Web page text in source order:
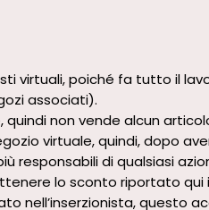
virtuali, poiché fa tutto il
associati).
non vende alcun
virtuale, quindi, dopo
responsabili di qualsiasi
lo sconto riportato qui
nell’inserzionista, questo